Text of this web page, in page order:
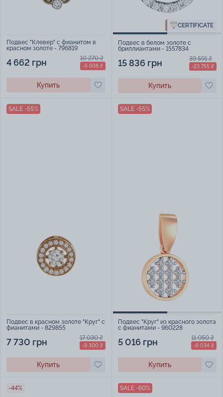
Подвес "Клевер" с фианитом в
красном золоте - 796819
4 662 грн 10 270 ₴
-5 608 ₴
Купить
CERTIFICATE
Подвес в белом золоте с
бриллиантами - 1557834
15 836 грн 39 591 ₴
-23 755 ₴
Купить
SALE -55%
Подвес в красном золоте "Круг" с
фианитами - 829855
7 730 грн 17 030 ₴
-9 300 ₴
Купить
SALE -55%
Подвес "Круг" из красного золота
с фианитами - 960228
5 016 грн 11 050 ₴
-6 034 ₴
Купить
-44% SALE -60%